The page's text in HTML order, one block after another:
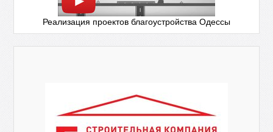
Реализация проектов благоустройства Одессы